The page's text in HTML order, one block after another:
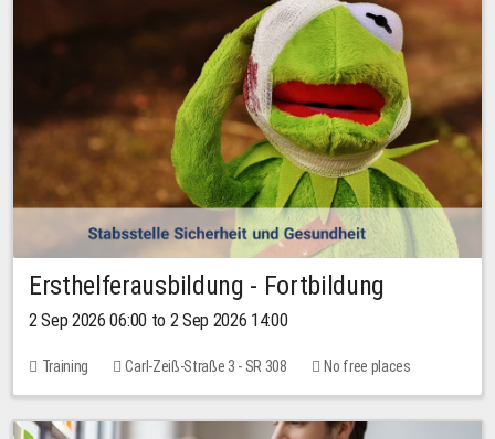
Ersthelferausbildung - Fortbildung
2 Sep 2026 06:00 to 2 Sep 2026 14:00
Training Carl-Zeiß-Straße 3 - SR 308 No free places